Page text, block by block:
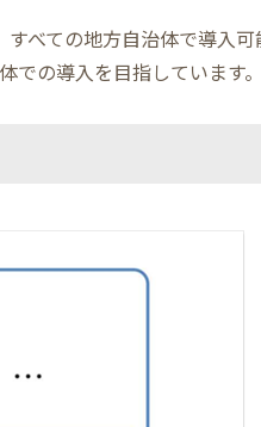
べての地方自治体で導入
の導入を目指しています。